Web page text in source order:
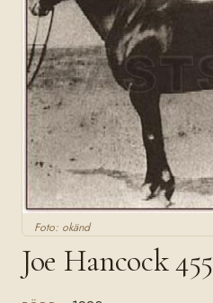
Foto: okänd
Joe Hancock 455